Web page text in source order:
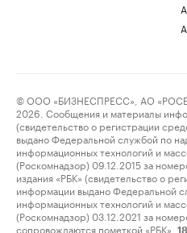
© ООО «БИЗНЕСПРЕСС», АО
2026. Сообщения и материалы
(свидетельство о регистрации
выдано Федеральной службой по
информационных технологий и
(Роскомнадзор) 09.12.2015 за
издания «РБК» (свидетельство о
информации выдано Федеральной
информационных технологий и
(Роскомнадзор) 03.12.2021 за
сопровождаются пометкой «РБК».